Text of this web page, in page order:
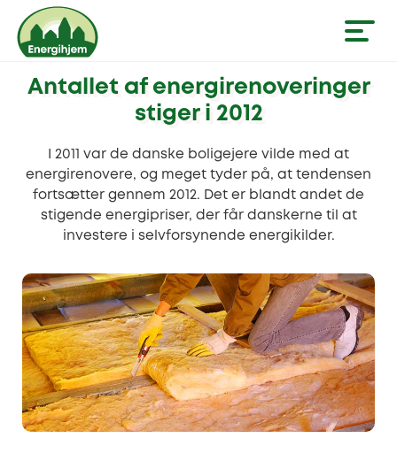
Antallet af energirenoveringer
stiger i 2012
I 2011 var de danske boligejere vilde med at
energirenovere, og meget tyder på, at tendensen
fortsætter gennem 2012. Det er blandt andet de
stigende energipriser, der får danskerne til at
investere i selvforsynende energikilder.